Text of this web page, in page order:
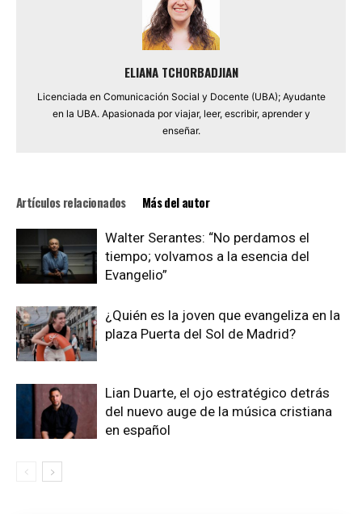
ELIANA TCHORBADJIAN
Licenciada en Comunicación Social y Docente (UBA); Ayudante
en la UBA. Apasionada por viajar, leer, escribir, aprender y
enseñar.
Artículos relacionados Más del autor
Walter Serantes: “No perdamos el
tiempo; volvamos a la esencia del
Evangelio”
¿Quién es la joven que evangeliza en la
plaza Puerta del Sol de Madrid?
Lian Duarte, el ojo estratégico detrás
del nuevo auge de la música cristiana
en español